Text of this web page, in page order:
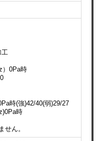
工
）0Pa時
時(強)42/40(弱)29/27
時
せん。